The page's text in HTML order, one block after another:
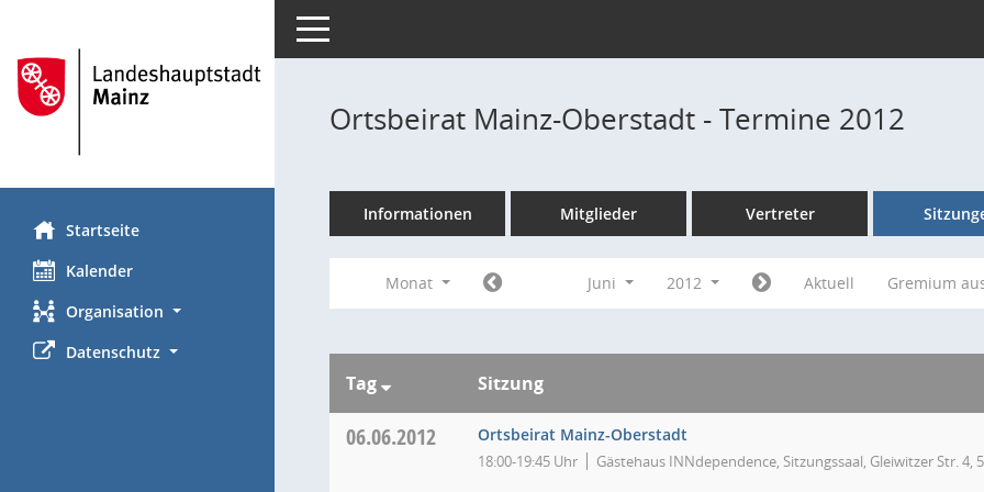
Startseite
Kalender
Organisation
Datenschutz
Toggle navigation
Ortsbeirat Mainz-Oberstadt - Termine 2012
Informationen Mitglieder Vertreter
Monat Juni 2012 Aktuell Gremium
Tag Sitzung
06.06.2012 Ortsbeirat Mainz-Oberstadt
18:00-19:45 Uhr Gästehaus INNdependence, Sitzungssaal, Gleiwitzer Str. 4,